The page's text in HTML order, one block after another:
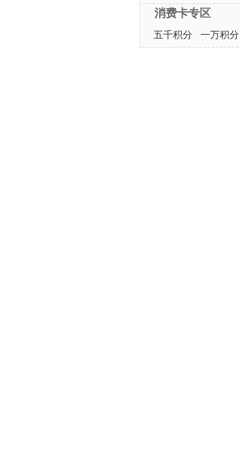
消费卡专区
五千积分 一万积分
最近浏览产品